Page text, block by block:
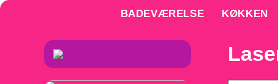
BADEVÆRELSE KØKKEN